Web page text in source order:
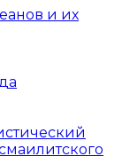
и их